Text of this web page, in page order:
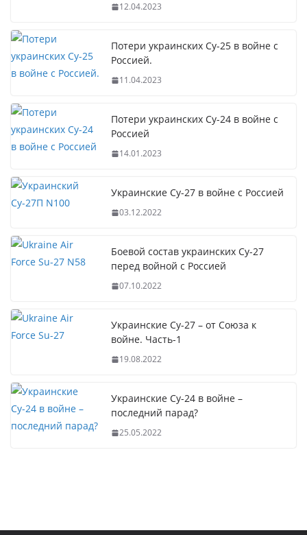
12.04.2023
Потери украинских Су-25 в войне с
Россией.
11.04.2023
Потери украинских Су-24 в войне с
Россией
14.01.2023
Украинские Су-27 в войне с Россией
03.12.2022
Боевой состав украинских Су-27
перед войной с Россией
07.10.2022
Украинские Су-27 – от Союза к
войне. Часть-1
19.08.2022
Украинские Су-24 в войне –
последний парад?
25.05.2022